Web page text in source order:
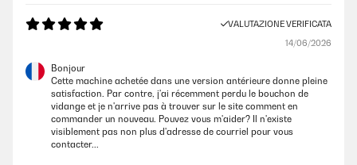
VALUTAZIONE VERIFICATA
14/06/2026
Bonjour
Cette machine achetée dans une version antérieure donne pleine
satisfaction. Par contre, j'ai récemment perdu le bouchon de
vidange et je n'arrive pas à trouver sur le site comment en
commander un nouveau. Pouvez vous m'aider? Il n'existe
visiblement pas non plus d'adresse de courriel pour vous
contacter...